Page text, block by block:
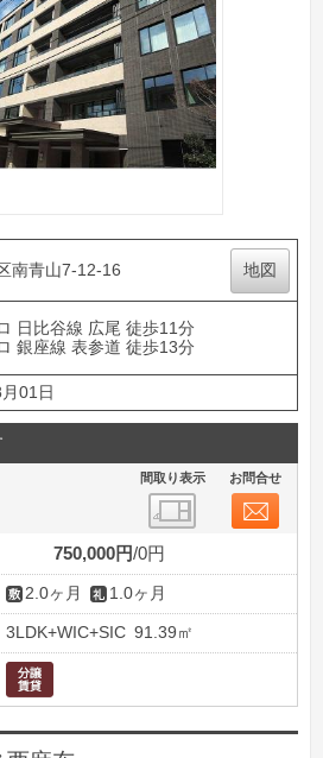
南青山7-12-16 地図
日比谷線 広尾 徒歩11分
銀座線 表参道 徒歩13分
01日
間取り表示 お問合せ
750,000円 0円
2.0ヶ月 1.0ヶ月
3LDK+WIC+SIC 91.39㎡